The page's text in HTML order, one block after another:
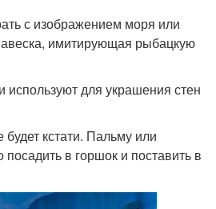
с изображением моря или
имитирующая рыбацкую
используют для украшения стен
будет кстати. Пальму или
в горшок и поставить в